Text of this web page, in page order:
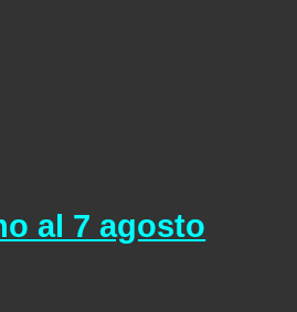
al 7 agosto